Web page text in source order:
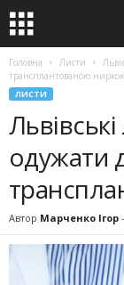
Головна Листи
трансплантованою
ЛИСТИ
одужати
Автор Марченко Ігор -